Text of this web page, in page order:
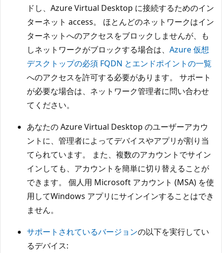
ドし、Azure Virtual Desktop に接続するためのイン
ターネット access。 ほとんどのネットワークはイン
ターネットへのアクセスをブロックしませんが、も
しネットワークがブロックする場合は、 Azure 仮想
デスクトップの必須 FQDN とエンドポイントの一覧
へのアクセスを許可する必要があります。 サポート
が必要な場合は、ネットワーク管理者に問い合わせ
てください。
あなたの Azure Virtual Desktop のユーザーアカウ
ントに、管理者によってデバイスやアプリが割り当
てられています。 また、複数のアカウントでサイン
インしても、アカウントを簡単に切り替えることが
できます。 個人用 Microsoft アカウント (MSA) を使
用してWindows アプリにサインインすることはでき
ません。
サポートされているバージョンの以下を実行してい
るデバイス: